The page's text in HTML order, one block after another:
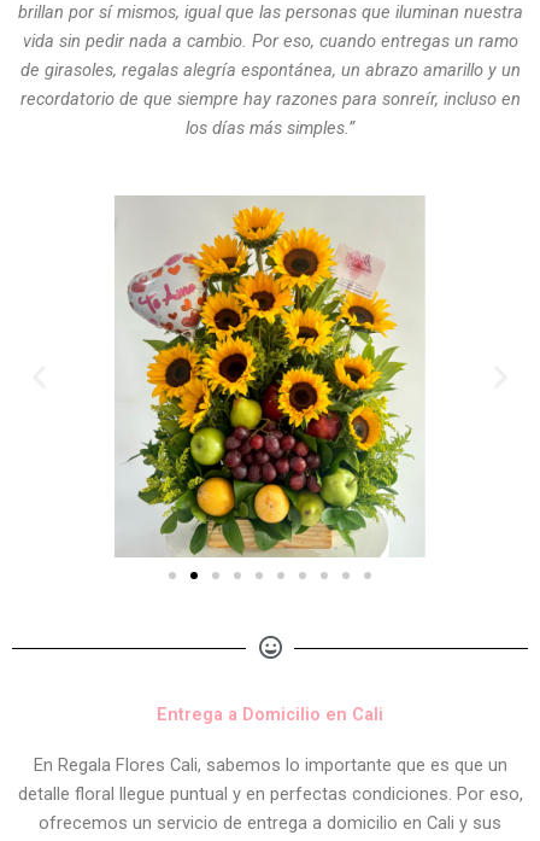
brillan por sí mismos, igual que las personas que iluminan nuestra
vida sin pedir nada a cambio. Por eso, cuando entregas un ramo
de girasoles, regalas alegría espontánea, un abrazo amarillo y un
recordatorio de que siempre hay razones para sonreír, incluso en
los días más simples.”
Entrega a Domicilio en Cali
En Regala Flores Cali, sabemos lo importante que es que un
detalle floral llegue puntual y en perfectas condiciones. Por eso,
ofrecemos un servicio de entrega a domicilio en Cali y sus